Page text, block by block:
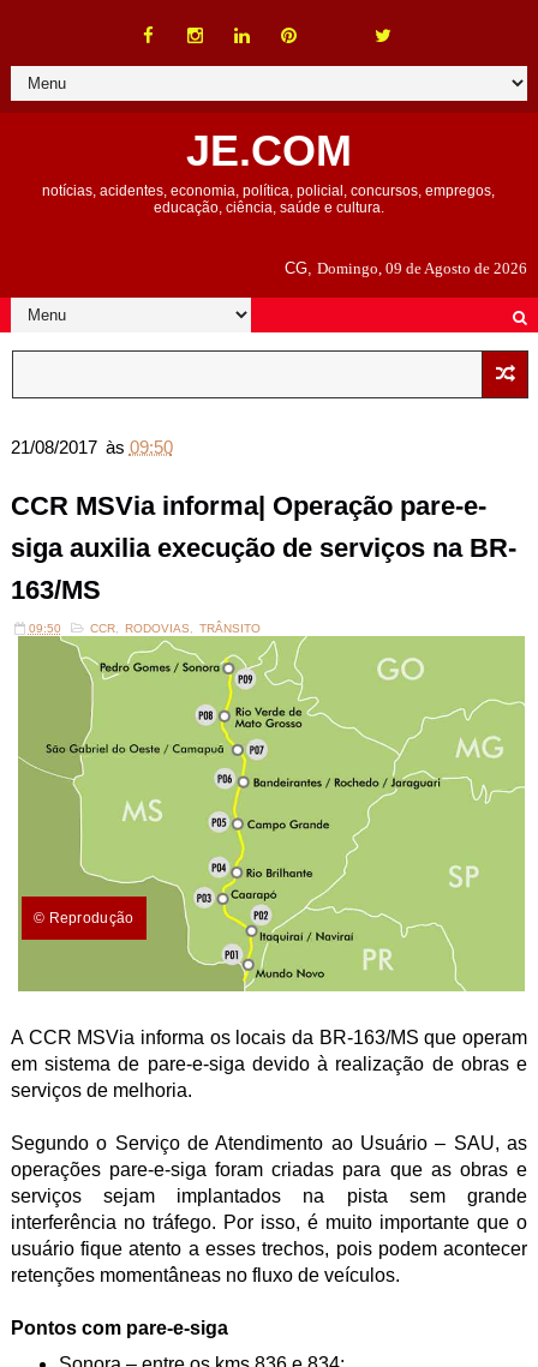
JE.COM
notícias, acidentes, economia, política, policial, concursos, empregos,
educação, ciência, saúde e cultura.
CG,Domingo, 09 de Agosto de 2026
21/08/2017 às 09:50
CCR MSVia informa| Operação pare-e-
siga auxilia execução de serviços na BR-
163/MS
09:50 CCR, RODOVIAS TRÂNSITO
© Reprodução
A CCR MSVia informa os locais da BR-163/MS que operam
em sistema de pare-e-siga devido à realização de obras e
serviços de melhoria.
Segundo o Serviço de Atendimento ao Usuário – SAU, as
operações pare-e-siga foram criadas para que as obras e
serviços sejam implantados na pista sem grande
interferência no tráfego. Por isso, é muito importante que o
usuário fique atento a esses trechos, pois podem acontecer
retenções momentâneas no fluxo de veículos.
Pontos com pare-e-siga